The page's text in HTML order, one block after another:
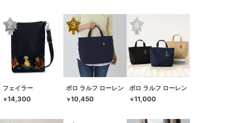
フェイラー
￥14,300
ポロ ラルフ ローレン
￥10,450
ポロ ラルフ ローレン
￥11,000